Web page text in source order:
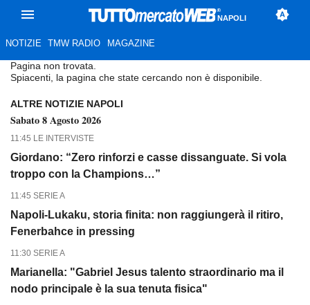
NAPOLI
NOTIZIE TMW RADIO MAGAZINE
Pagina non trovata.
Spiacenti, la pagina che state cercando non è disponibile.
ALTRE NOTIZIE NAPOLI
Sabato 8 Agosto 2026
11:45 LE INTERVISTE
Giordano: “Zero rinforzi e casse dissanguate. Si vola
troppo con la Champions…”
11:45 SERIE A
Napoli-Lukaku, storia finita: non raggiungerà il ritiro,
Fenerbahce in pressing
11:30 SERIE A
Marianella: "Gabriel Jesus talento straordinario ma il
nodo principale è la sua tenuta fisica"